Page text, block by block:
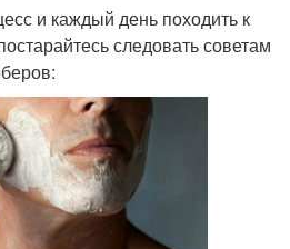
и каждый день походить к
следовать советам